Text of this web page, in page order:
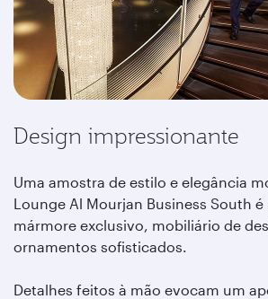
Design impressionante
Uma amostra de estilo e elegância
Lounge Al Mourjan Business South
mármore exclusivo, mobiliário de
ornamentos sofisticados.
Detalhes feitos à mão evocam um